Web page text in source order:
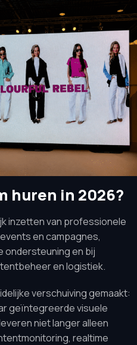
huren in 2026?
inzetten van professionele
en campagnes,
ondersteuning en bij
en logistiek.
verschuiving gemaakt:
geïntegreerde visuele
niet langer alleen
realtime